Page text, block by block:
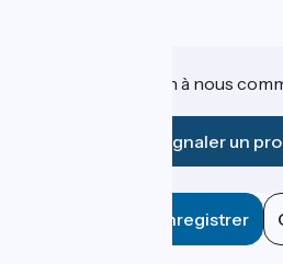
Une information à nous
Signaler un
Enregistrer